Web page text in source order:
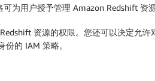
为用户授予管理 Amazon Redshift 资
资源的权限。您还可以决定允
的 IAM 策略。